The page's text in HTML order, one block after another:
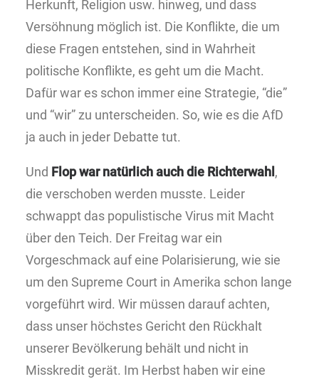
Herkunft, Religion usw. hinweg, und dass
Versöhnung möglich ist. Die Konflikte, die um
diese Fragen entstehen, sind in Wahrheit
politische Konflikte, es geht um die Macht.
Dafür war es schon immer eine Strategie, “die”
und “wir” zu unterscheiden. So, wie es die AfD
ja auch in jeder Debatte tut.
Und Flop war natürlich auch die Richterwahl ,
die verschoben werden musste. Leider
schwappt das populistische Virus mit Macht
über den Teich. Der Freitag war ein
Vorgeschmack auf eine Polarisierung, wie sie
um den Supreme Court in Amerika schon lange
vorgeführt wird. Wir müssen darauf achten,
dass unser höchstes Gericht den Rückhalt
unserer Bevölkerung behält und nicht in
Misskredit gerät. Im Herbst haben wir eine